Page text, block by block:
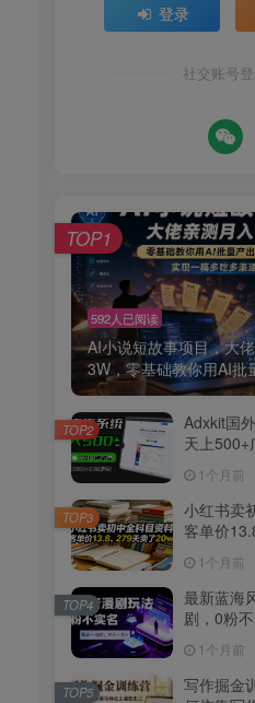
登录
社交账号
592人已阅读
AI小说短故事项目，大
3W，零基础教你用AI批
TOP1
Adxkit国
天上500+
1个月前
TOP2
小红书卖
客单价
1个月前
TOP3
最新蓝海
剧，0粉
1个月前
TOP4
写作掘金
TOP5